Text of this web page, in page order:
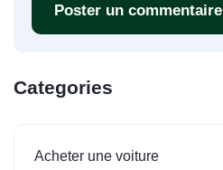
Poster un commentaire
Categories
Acheter une voiture